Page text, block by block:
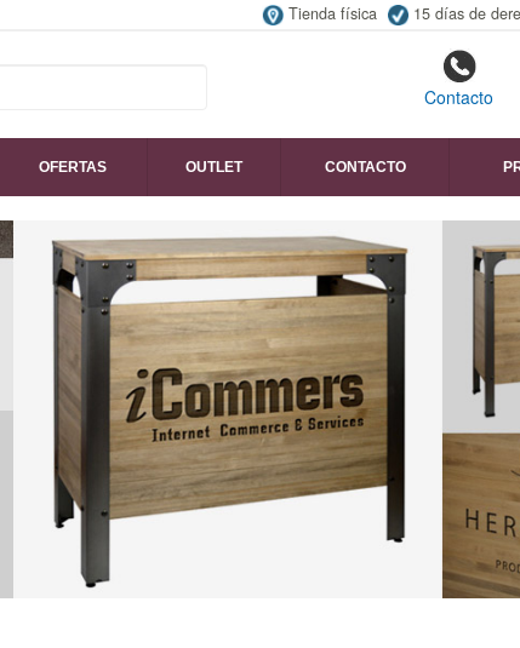
Tienda física 15 días de
Contacto
OFERTAS OUTLET CONTACTO